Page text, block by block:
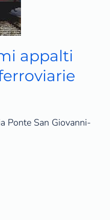
appalti
Ponte San Giovanni-